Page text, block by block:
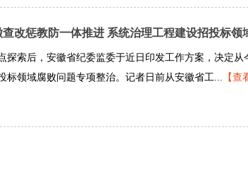
查改惩教防一体推进 系统治理工程建设招投标领
探索后，安徽省纪委监委于近日印发工作方案，决定从
标领域腐败问题专项整治。记者日前从安徽省工... 【查